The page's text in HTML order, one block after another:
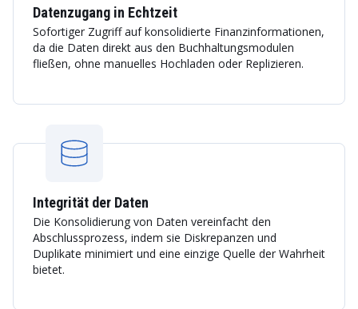
Datenzugang in Echtzeit
Sofortiger Zugriff auf konsolidierte Finanzinformationen,
da die Daten direkt aus den Buchhaltungsmodulen
fließen, ohne manuelles Hochladen oder Replizieren.
Integrität der Daten
Die Konsolidierung von Daten vereinfacht den
Abschlussprozess, indem sie Diskrepanzen und
Duplikate minimiert und eine einzige Quelle der Wahrheit
bietet.